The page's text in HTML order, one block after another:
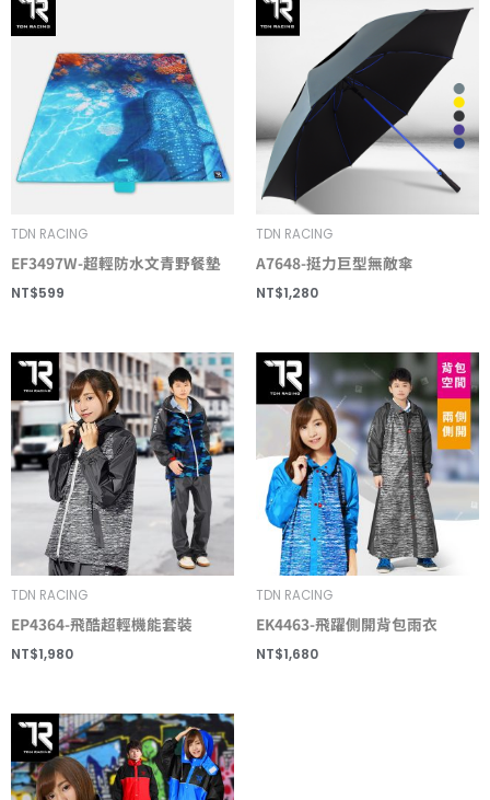
TDN RACING
EF3497W-超輕防水文青野餐墊
NT$599
TDN RACING
A7648-挺力巨型無敵傘
NT$1,280
TDN RACING
EP4364-飛酷超輕機能套裝
NT$1,980
TDN RACING
EK4463-飛躍側開背包雨衣
NT$1,680